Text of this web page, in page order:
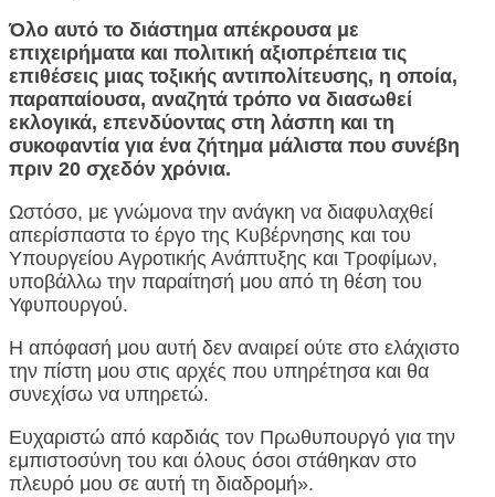
Όλο αυτό το διάστημα απέκρουσα με
επιχειρήματα και πολιτική αξιοπρέπεια τις
επιθέσεις μιας τοξικής αντιπολίτευσης, η οποία,
παραπαίουσα, αναζητά τρόπο να διασωθεί
εκλογικά, επενδύοντας στη λάσπη και τη
συκοφαντία για ένα ζήτημα μάλιστα που συνέβη
πριν 20 σχεδόν χρόνια.
Ωστόσο, με γνώμονα την ανάγκη να διαφυλαχθεί
απερίσπαστα το έργο της Κυβέρνησης και του
Υπουργείου Αγροτικής Ανάπτυξης και Τροφίμων,
υποβάλλω την παραίτησή μου από τη θέση του
Υφυπουργού.
Η απόφασή μου αυτή δεν αναιρεί ούτε στο ελάχιστο
την πίστη μου στις αρχές που υπηρέτησα και θα
συνεχίσω να υπηρετώ.
Ευχαριστώ από καρδιάς τον Πρωθυπουργό για την
εμπιστοσύνη του και όλους όσοι στάθηκαν στο
πλευρό μου σε αυτή τη διαδρομή».